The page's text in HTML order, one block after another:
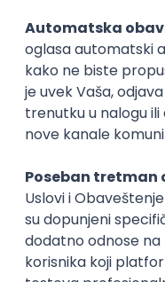
JavaScript Node.js
Microservices
Express
.NET Software
Factory World
3
09.08.2026.
.NET SQL
Microservices
Senior